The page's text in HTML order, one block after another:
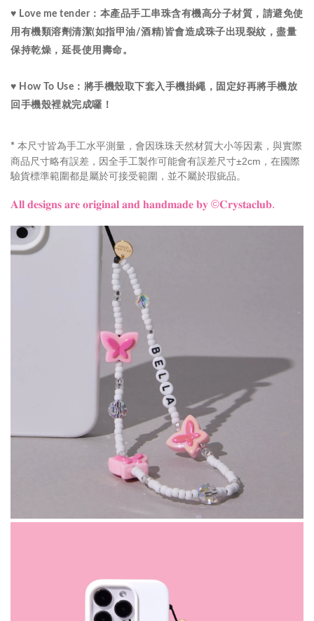
♥ Love me tender： 本產品手工串珠含有機高分子材質，請避免使
用有機類溶劑清潔(如指甲油/酒精)皆會造成珠子出現裂紋，盡量
保持乾燥，延長使用壽命。
♥ How To Use：將手機殼取下套入手機掛繩，固定好再將手機放
回手機殼裡就完成囉！
* 本尺寸皆為手工水平測量，會因珠珠天然材質大小等因素，與實際
商品尺寸略有誤差，因全手工製作可能會有誤差尺寸±2cm，在國際
驗貨標準範圍都是屬於可接受範圍，並不屬於瑕疵品。
𝐀𝐥𝐥 𝐝𝐞𝐬𝐢𝐠𝐧𝐬 𝐚𝐫𝐞 𝐨𝐫𝐢𝐠𝐢𝐧𝐚𝐥 𝐚𝐧𝐝 𝐡𝐚𝐧𝐝𝐦𝐚𝐝𝐞 𝐛𝐲 ©𝐂𝐫𝐲𝐬𝐭𝐚𝐜𝐥𝐮𝐛.